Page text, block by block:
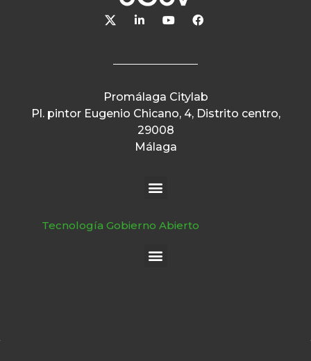
Promálaga Citylab
Pl. pintor Eugenio Chicano, 4, Distrito centro,
29008
Málaga
Tecnología Gobierno Abierto